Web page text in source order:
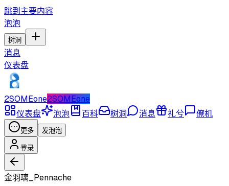
跳到主要内容
泡泡
树洞
消息
仪表盘
2SOMEone2SOMEone
仪表盘
泡泡 百科 树洞 消息 礼兮 僚机
更多 发泡泡
登录
金羽璃_Pennache